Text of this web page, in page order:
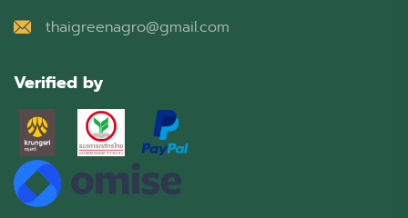
thaigreenagro@gmail.com
Verified by